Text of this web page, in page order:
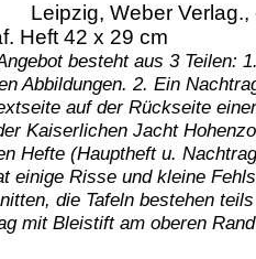
Leipzig, Weber
Heft 42 x 29 cm
besteht aus 3 Teilen:
Abbildungen. 2. Ein
auf der Rückseite
Kaiserlichen Jacht
Hefte (Hauptheft u.
einige Risse und kleine
die Tafeln bestehen
mit Bleistift am oberen